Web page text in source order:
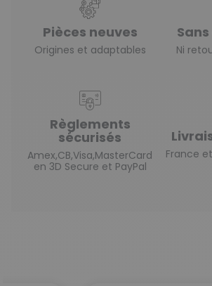
Pièces neuves
Origines et adaptables Ni
Règlements
sécurisés
Amex,CB,Visa,MasterCard
en 3D Secure et PayPal
France